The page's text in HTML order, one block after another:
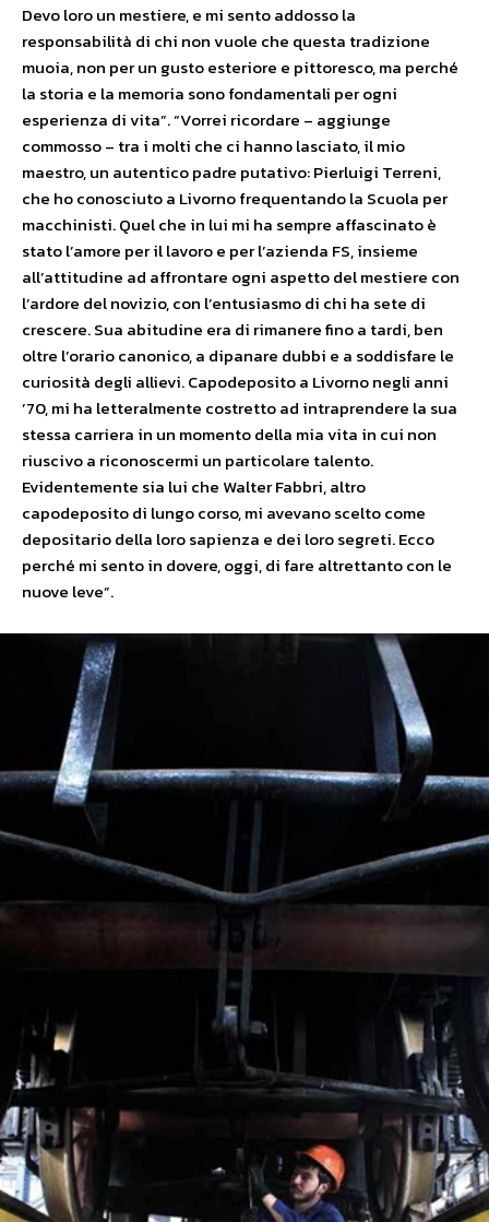
Devo loro un mestiere, e mi sento addosso la
responsabilità di chi non vuole che questa tradizione
muoia, non per un gusto esteriore e pittoresco, ma perché
la storia e la memoria sono fondamentali per ogni
esperienza di vita”. “Vorrei ricordare – aggiunge
commosso – tra i molti che ci hanno lasciato, il mio
maestro, un autentico padre putativo: Pierluigi Terreni,
che ho conosciuto a Livorno frequentando la Scuola per
macchinisti. Quel che in lui mi ha sempre affascinato è
stato l’amore per il lavoro e per l’azienda FS, insieme
all’attitudine ad affrontare ogni aspetto del mestiere con
l’ardore del novizio, con l’entusiasmo di chi ha sete di
crescere. Sua abitudine era di rimanere fino a tardi, ben
oltre l’orario canonico, a dipanare dubbi e a soddisfare le
curiosità degli allievi. Capodeposito a Livorno negli anni
’70, mi ha letteralmente costretto ad intraprendere la sua
stessa carriera in un momento della mia vita in cui non
riuscivo a riconoscermi un particolare talento.
Evidentemente sia lui che Walter Fabbri, altro
capodeposito di lungo corso, mi avevano scelto come
depositario della loro sapienza e dei loro segreti. Ecco
perché mi sento in dovere, oggi, di fare altrettanto con le
nuove leve”.